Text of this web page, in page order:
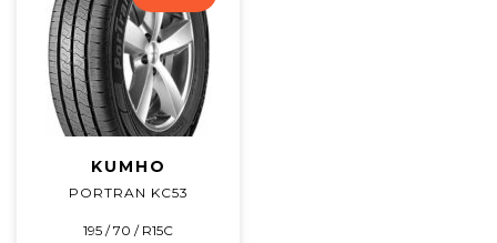
KUMHO
PORTRAN KC53
195 / 70 / R15C